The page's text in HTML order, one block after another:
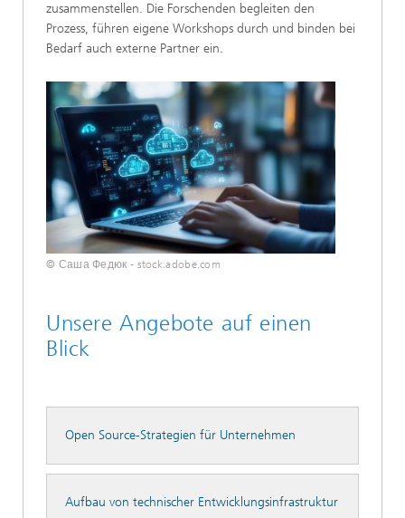
zusammenstellen. Die Forschenden begleiten den
Prozess, führen eigene Workshops durch und binden bei
Bedarf auch externe Partner ein.
© Саша Федюк - stock.adobe.com
Unsere Angebote auf einen
Blick
Open Source-Strategien für Unternehmen
Aufbau von technischer Entwicklungsinfrastruktur